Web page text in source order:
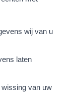
wij van u
laten
van uw